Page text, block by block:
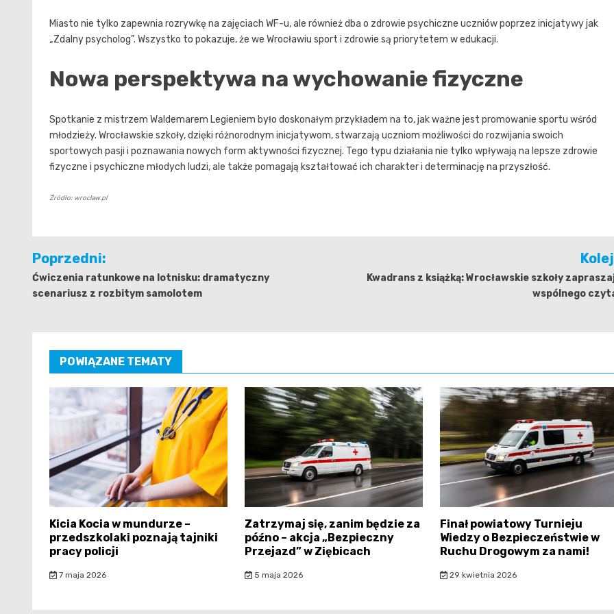
Miasto nie tylko zapewnia rozrywkę na zajęciach WF-u, ale również dba o zdrowie psychiczne uczniów poprzez inicjatywy jak
„Zdalny psycholog”. Wszystko to pokazuje, że we Wrocławiu sport i zdrowie są priorytetem w edukacji.
Nowa perspektywa na wychowanie fizyczne
Spotkanie z mistrzem Waldemarem Legieniem było doskonałym przykładem na to, jak ważne jest promowanie sportu wśród
młodzieży. Wrocławskie szkoły, dzięki różnorodnym inicjatywom, stwarzają uczniom możliwości do rozwijania swoich
sportowych pasji i poznawania nowych form aktywności fizycznej. Tego typu działania nie tylko wpływają na lepsze zdrowie
fizyczne i psychiczne młodych ludzi, ale także pomagają kształtować ich charakter i determinację na przyszłość.
Źródło: wroclaw.pl
Nawigacja
wpisu
Poprzedni:
Ćwiczenia ratunkowe na lotnisku: dramatyczny
scenariusz z rozbitym samolotem
Kwadrans z książką: Wrocławskie szkoły
wspólnego
POWIĄZANE TEMATY
Kicia Kocia w mundurze –
przedszkolaki poznają tajniki
pracy policji
7 maja 2026
Zatrzymaj się, zanim będzie za
późno – akcja „Bezpieczny
Przejazd” w Ziębicach
5 maja 2026
Finał powiatowy Turnieju
Wiedzy o Bezpieczeństwie w
Ruchu Drogowym za nami!
29 kwietnia 2026